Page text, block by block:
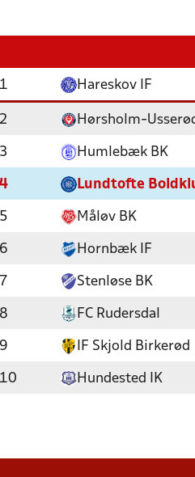
1 Hareskov IF
2 Hørsholm-
3 Humlebæk BK
4 Lundtofte
5 Måløv BK
6 Hornbæk IF
7 Stenløse BK
8 FC Rudersdal
9 IF Skjold Birkerød
10 Hundested IK